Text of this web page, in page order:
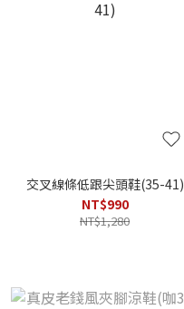
交叉線條低跟尖頭鞋(35-41)
NT$990
NT$1,280